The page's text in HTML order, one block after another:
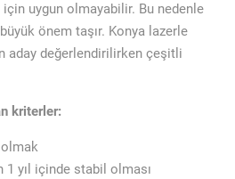
uygun olmayabilir. Bu nedenle
önem taşır. Konya lazerle
aday değerlendirilirken çeşitli
kriterler:
olmak
1 yıl içinde stabil olması